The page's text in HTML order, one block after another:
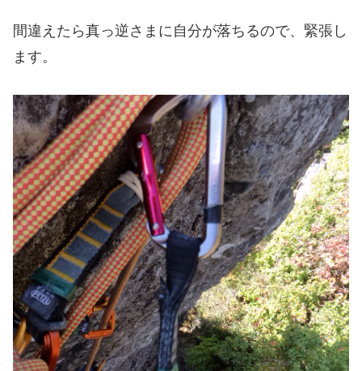
間違えたら真っ逆さまに自分が落ちるので、緊張し
ます。